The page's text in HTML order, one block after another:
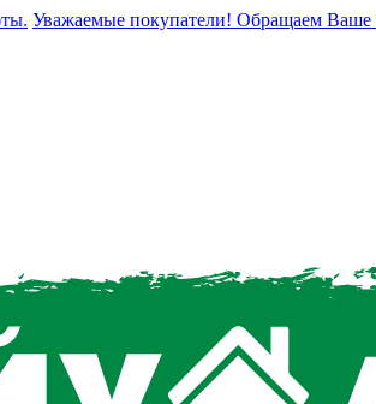
Уважаемые покупатели! Обращаем Ваше